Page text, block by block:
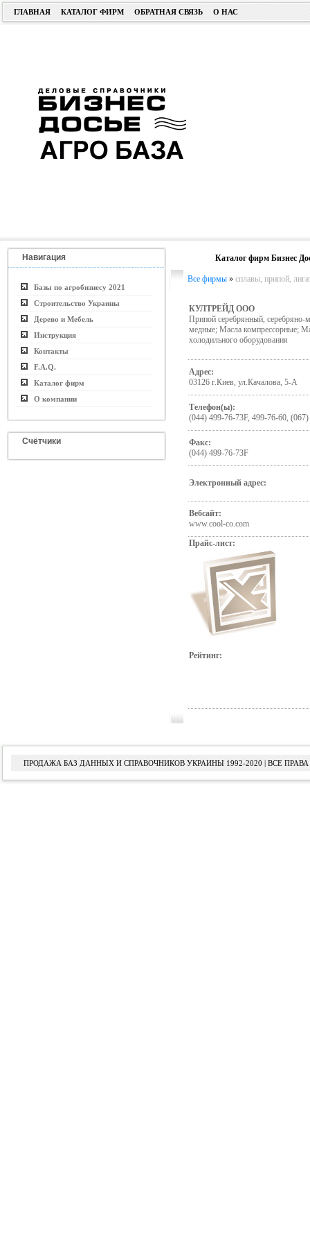
ГЛАВНАЯ КАТАЛОГ ФИРМ ОБРАТНАЯ СВЯЗЬ О НАС
Навигация
Базы по агробизнесу 2021
Строительство Украины
Дерево и Мебель
Инструкция
Контакты
F.A.Q.
Каталог фирм
О компании
Счётчики
Каталог фирм Бизнес
Все фирмы » сплавы, припой,
КУЛТРЕЙД ООО
Припой серебрянный,
медные; Масла компрессорные;
холодильного оборудования
Адрес:
03126 г.Киев, ул.Качалова, 5-А
Телефон(ы):
(044) 499-76-73F, 499-76-60,
Факс:
(044) 499-76-73F
Электронный адрес:
Вебсайт:
www.cool-co.com
Прайс-лист:
Рейтинг:
ПРОДАЖА БАЗ ДАННЫХ И СПРАВОЧНИКОВ УКРАИНЫ 1992-2020 | ВСЕ